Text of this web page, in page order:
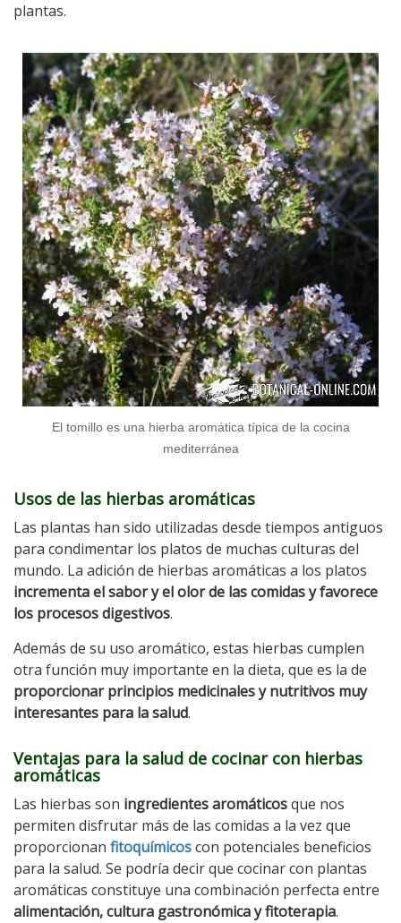
plantas.
El tomillo es una hierba aromática típica de la cocina
mediterránea
Usos de las hierbas aromáticas
Las plantas han sido utilizadas desde tiempos antiguos
para condimentar los platos de muchas culturas del
mundo. La adición de hierbas aromáticas a los platos
incrementa el sabor y el olor de las comidas y favorece
los procesos digestivos.
Además de su uso aromático, estas hierbas cumplen
otra función muy importante en la dieta, que es la de
proporcionar principios medicinales y nutritivos muy
interesantes para la salud.
Ventajas para la salud de cocinar con hierbas
aromáticas
Las hierbas son ingredientes aromáticosque nos
permiten disfrutar más de las comidas a la vez que
proporcionan fitoquímicoscon potenciales beneficios
para la salud. Se podría decir que cocinar con plantas
aromáticas constituye una combinación perfecta entre
alimentación, cultura gastronómica y fitoterapia.